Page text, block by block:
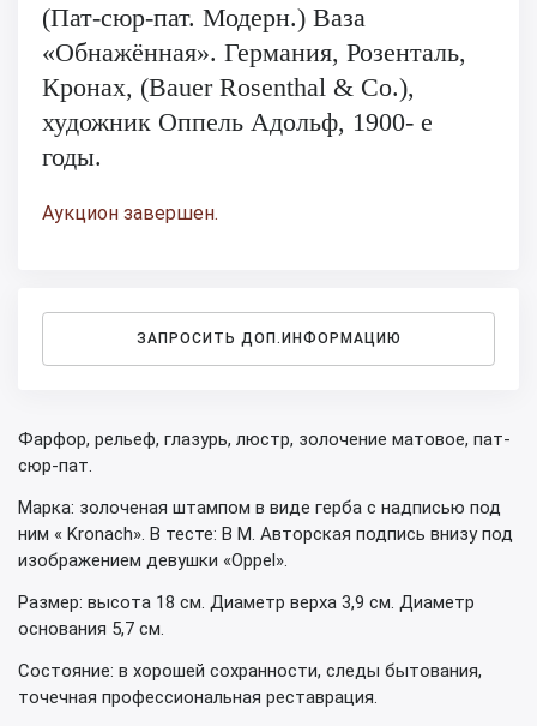
(Пат-сюр-пат. Модерн.) Ваза
«Обнажённая». Германия, Розенталь,
Кронах, (Bauer Rosenthal & Co.),
художник Оппель Адольф, 1900- е
годы.
Аукцион завершен.
ЗАПРОСИТЬ ДОП.ИНФОРМАЦИЮ
Фарфор, рельеф, глазурь, люстр, золочение матовое, пат-
сюр-пат.
Марка: золоченая штампом в виде герба с надписью под
ним « Kronach». В тесте: В М. Авторская подпись внизу под
изображением девушки «Oppel».
Размер: высота 18 см. Диаметр верха 3,9 см. Диаметр
основания 5,7 см.
Состояние: в хорошей сохранности, следы бытования,
точечная профессиональная реставрация.